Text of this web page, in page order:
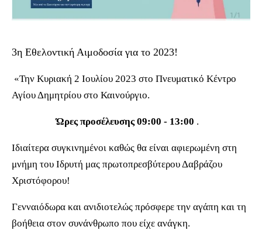
3η Εθελοντική Αιμοδοσία για το 2023!
«Την Κυριακή 2 Ιουλίου 2023 στο Πνευματικό Κέντρο
Αγίου Δημητρίου στο Καινούργιο.
Ώρες προσέλευσης 09:00 - 13:00 .
Ιδιαίτερα συγκινημένοι καθώς θα είναι αφιερωμένη στη
μνήμη του Ιδρυτή μας πρωτοπρεσβύτερου Δαβράζου
Χριστόφορου!
Γενναιόδωρα και ανιδιοτελώς πρόσφερε την αγάπη και τη
βοήθεια στον συνάνθρωπο που είχε ανάγκη.